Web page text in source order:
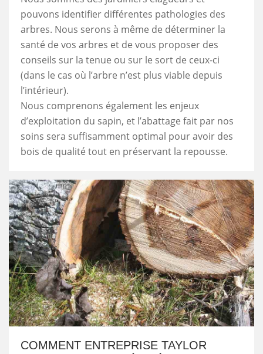
pouvons identifier différentes pathologies des
arbres. Nous serons à même de déterminer la
santé de vos arbres et de vous proposer des
conseils sur la tenue ou sur le sort de ceux-ci
(dans le cas où l’arbre n’est plus viable depuis
l’intérieur).
Nous comprenons également les enjeux
d’exploitation du sapin, et l’abattage fait par nos
soins sera suffisamment optimal pour avoir des
bois de qualité tout en préservant la repousse.
COMMENT ENTREPRISE TAYLOR